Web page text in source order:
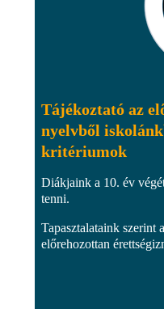
Tájékoztató az
nyelvből
kritériumok
Diákjaink a 10. év
tenni.
Tapasztalataink szerint
előrehozottan